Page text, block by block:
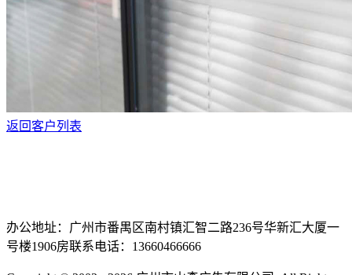
返回客户列表
办公地址：广州市番禺区南村镇汇智二路236号华新汇大厦一
号楼1906房联系电话：13660466666